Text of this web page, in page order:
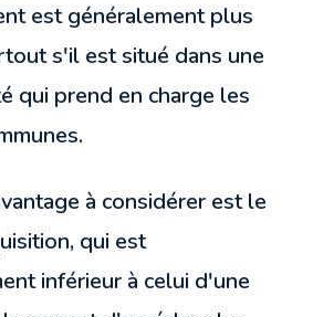
est généralement plus
s'il est situé dans une
qui prend en charge les
à considérer est le
qui est
inférieur à celui d'une